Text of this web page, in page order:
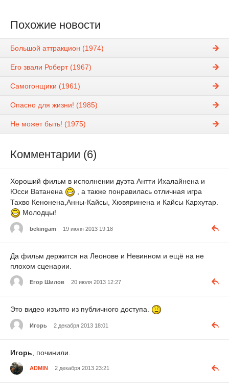
Похожие новости
Большой аттракцион (1974)
Его звали Роберт (1967)
Самогонщики (1961)
Опасно для жизни! (1985)
Не может быть! (1975)
Комментарии (6)
Хороший фильм в исполнении дуэта Антти Ихалайнена и
Юсси Ватанена
, а также понравилась отличная игра
Тахво Кенонена,Анны-Кайсы, Хювяринена и Кайсы Кархутар.
Молодцы!
bekingam 19 июля 2013 19:18
Да фильм держится на Леонове и Невинном и ещё на не
плохом сценарии.
Егор Шилов 20 июля 2013 12:27
Это видео изъято из публичного доступа.
Игорь 2 декабря 2013 18:01
Игорь , починили.
ADMIN 2 декабря 2013 23:21